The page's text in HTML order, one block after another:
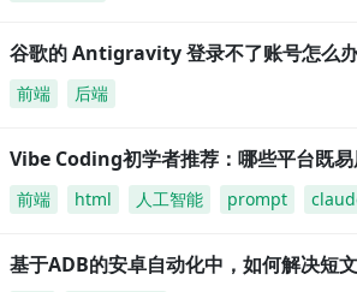
谷歌的 Antigravity 登录不了账号怎么
前端 后端
Vibe Coding初学者推荐：哪些平台既易
前端 html 人工智能 prompt
基于ADB的安卓自动化中，如何解决短